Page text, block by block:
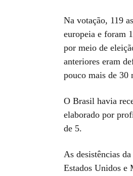
Na votação, 119
europeia e foram
por meio de
anteriores eram
pouco mais de 30
O Brasil havia
elaborado por
de 5.
As desistências
Estados Unidos e